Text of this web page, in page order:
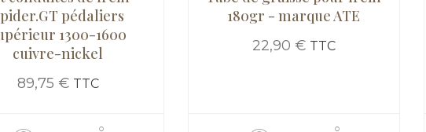
pédaliers
1300-1600
cuivre-nickel
89,75 € TTC
180gr - marque ATE
22,90 € TTC